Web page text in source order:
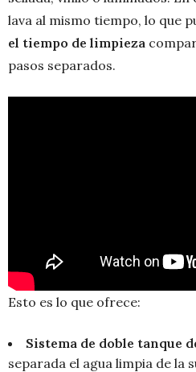
lava al mismo tiempo, lo que
el tiempo de limpieza
pasos separados.
Esto es lo que ofrece:
Sistema de doble tanque
separada el agua limpia de la